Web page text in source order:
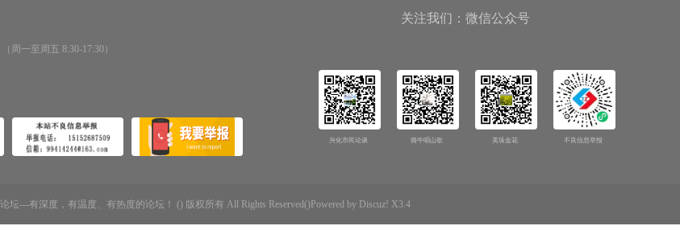
一至周五 8:30-17:30）
关注我们：微信公众号
兴化市民论谈 骑牛唱山歌 美垛金花 不良信息举报
坛---有深度，有温度、有热度的论坛！ () 版权所有 All Rights Reserved()Powered by Discuz! X3.4